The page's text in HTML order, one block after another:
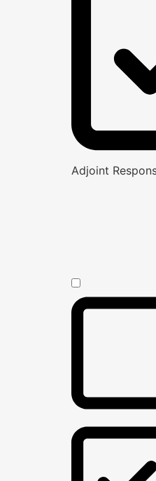
Adjoint